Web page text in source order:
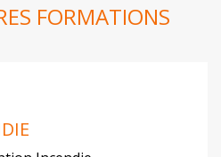
FORMATIONS